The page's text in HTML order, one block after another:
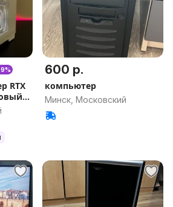
RTX
600 р.
компьютер
Минск, Московский